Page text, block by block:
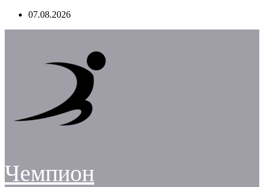
Перейти07.08.2026
Чемпион